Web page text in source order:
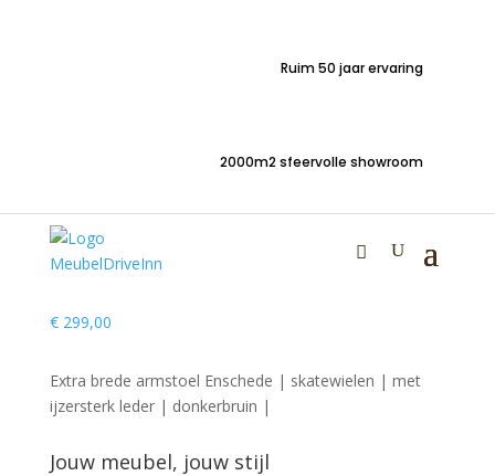
Ruim 50 jaar ervaring
2000m2 sfeervolle showroom
Armstoel Enschede
skatewielen leder bruin
€299,00
Extra brede armstoel Enschede | skatewielen | met
ijzersterk leder | donkerbruin |
Jouw meubel, jouw stijl